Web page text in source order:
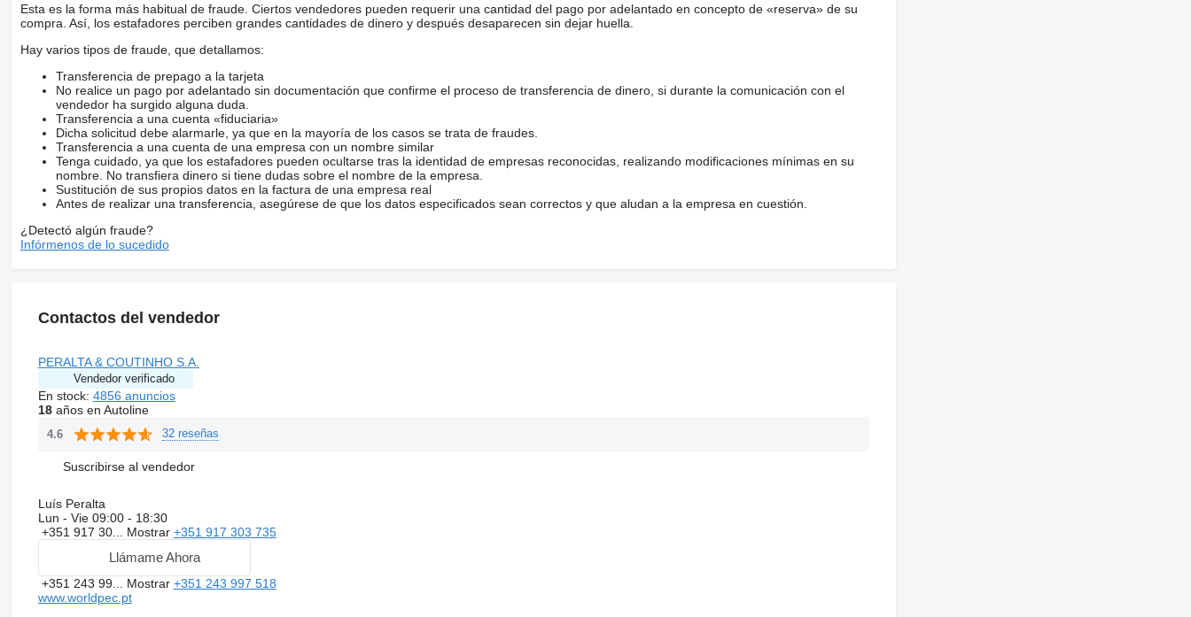
Esta es la forma más habitual de fraude. Ciertos vendedores pueden requerir una cantidad del pago por adelantado en concepto de «reserva» de su
compra. Así, los estafadores perciben grandes cantidades de dinero y después desaparecen sin dejar huella.
Hay varios tipos de fraude, que detallamos:
Transferencia de prepago a la tarjeta
No realice un pago por adelantado sin documentación que confirme el proceso de transferencia de dinero, si durante la comunicación con el
vendedor ha surgido alguna duda.
Transferencia a una cuenta «fiduciaria»
Dicha solicitud debe alarmarle, ya que en la mayoría de los casos se trata de fraudes.
Transferencia a una cuenta de una empresa con un nombre similar
Tenga cuidado, ya que los estafadores pueden ocultarse tras la identidad de empresas reconocidas, realizando modificaciones mínimas en su
nombre. No transfiera dinero si tiene dudas sobre el nombre de la empresa.
Sustitución de sus propios datos en la factura de una empresa real
Antes de realizar una transferencia, asegúrese de que los datos especificados sean correctos y que aludan a la empresa en cuestión.
¿Detectó algún fraude?
Infórmenos de lo sucedido
Contactos del vendedor
PERALTA & COUTINHO S.A.
Vendedor verificado
En stock: 4856 anuncios
18años en Autoline
4.6 32 reseñas
Suscribirse al vendedor
Luís Peralta
Lun - Vie 09:00 - 18:30
+351 917 30... Mostrar +351 917 303 735
Llámame Ahora
+351 243 99... Mostrar +351 243 997 518
www.worldpec.pt